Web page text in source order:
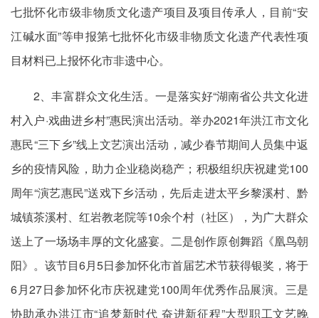
七批怀化市级非物质文化遗产项目及项目传承人，目前“安
江碱水面”等申报第七批怀化市级非物质文化遗产代表性项
目材料已上报怀化市非遗中心。
2、丰富群众文化生活。一是落实好“湖南省公共文化进
村入户·戏曲进乡村”惠民演出活动。举办2021年洪江市文化
惠民“三下乡”线上文艺演出活动，减少春节期间人员集中返
乡的疫情风险，助力企业稳岗稳产；积极组织庆祝建党100
周年“演艺惠民”送戏下乡活动，先后走进太平乡黎溪村、黔
城镇茶溪村、红岩教老院等10余个村（社区），为广大群众
送上了一场场丰厚的文化盛宴。二是创作原创舞蹈《凰鸟朝
阳》。该节目6月5日参加怀化市首届艺术节获得银奖，将于
6月27日参加怀化市庆祝建党100周年优秀作品展演。三是
协助承办洪江市“追梦新时代 奋进新征程”大型职工文艺晚